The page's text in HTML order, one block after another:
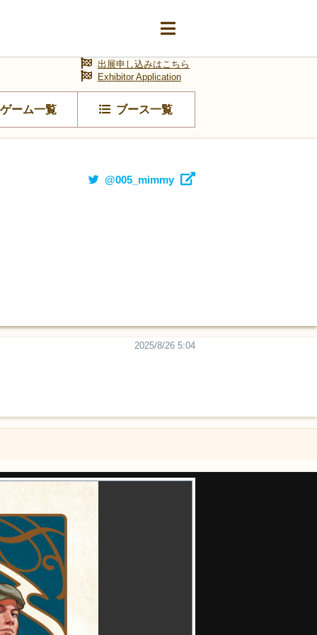
ゲーム一覧 ブース一覧
出展申し込みはこちら
Exhibitor Application
@005_mimmy
2025/8/26 5:04